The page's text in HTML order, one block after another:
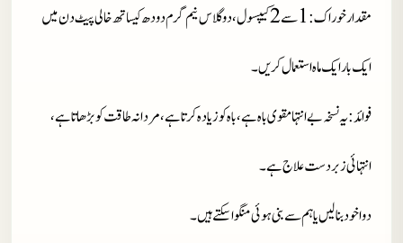
مقدار خوراک:
1سے2کیپسول، دو گلاس نیم گرم دودھ کیساتھ خالی پیٹ دن میں
ایک بار ایک ماہ استعمال کریں۔
فوائد: یہ نسخہ بے انتہا مقوی باہ ہے، باہ کو زیادہ کرتا ہے ،مردانہ طاقت کو بڑھاتا ہے،
انتہائی زبردست علا ج ہے۔
دوا خود بنا لیں یا ہم سے بنی ہوئی منگوا سکتے ہیں۔